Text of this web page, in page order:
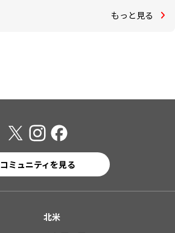
もっと見る
コミュニティを見る
北米